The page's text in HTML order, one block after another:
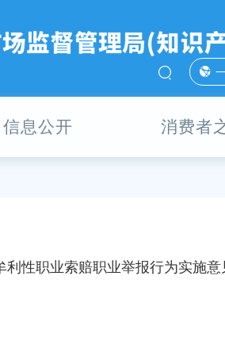
信息公开 消费者
性职业索赔职业举报行为实施意